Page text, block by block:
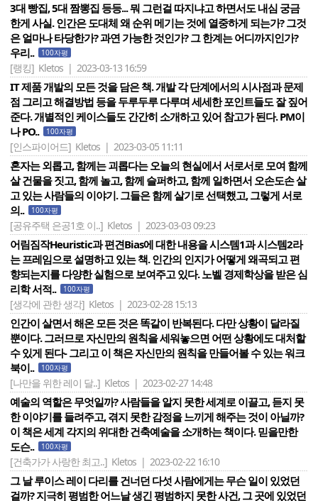
3대 빵집, 5대 짬뽕집 등등... 뭐 그런걸 따지냐고 하면서도 내심 궁금
한게 사실. 인간은 도대체 왜 순위 메기는 것에 열중하게 되는가? 그것
은 얼마나 타당한가? 과연 가능한 것인가? 그 한계는 어디까지인가?
우리..
100자평
[랭킹] Kletos | 2023-03-13 16:59
IT 제품 개발의 모든 것을 담은 책. 개발 각 단계에서의 시사점과 문제
점 그리고 해결방법 등을 두루두루 다루며 세세한 포인트들도 잘 짚어
준다. 개별적인 케이스들도 간간히 소개하고 있어 참고가 된다. PM이
나 PO..
100자평
[인스파이어드] Kletos | 2023-03-05 11:11
혼자는 외롭고, 함께는 괴롭다는 오늘의 현실에서 서로서로 모여 함께
살 건물을 짓고, 함께 놀고, 함께 슬퍼하고, 함께 일하면서 오손도손 살
고 있는 사람들의 이야기. 그들은 함께 살기로 선택했고, 그렇게 서로
의..
100자평
[공유주택 은공1호 이..] Kletos | 2023-03-03 09:23
어림짐작Heuristic과 편견Bias에 대한 내용을 시스템1과 시스템2라
는 프레임으로 설명하고 있는 책. 인간의 인지가 어떻게 왜곡되고 편
향되는지를 다양한 실험으로 보여주고 있다. 노벨 경제학상을 받은 심
리학 서적..
100자평
[생각에 관한 생각] Kletos | 2023-02-28 15:13
인간이 살면서 해온 모든 것은 똑같이 반복된다. 다만 상황이 달라질
뿐이다. 그러므로 자신만의 원칙을 세워놓으면 어떤 상황에도 대처할
수 있게 된다- 그리고 이 책은 자신만의 원칙을 만들어볼 수 있는 워크
북이..
100자평
[나만을 위한 레이 달..] Kletos | 2023-02-27 14:48
예술의 역할은 무엇일까? 사람들을 알지 못한 세계로 이끌고, 듣지 못
한 이야기를 들려주고, 겪지 못한 감정을 느끼게 해주는 것이 아닐까?
이 책은 세계 각지의 위대한 건축예술을 소개하는 책이다. 믿을만한
도슨..
100자평
[건축가가 사랑한 최고..] Kletos | 2023-02-22 16:10
그 날 루이스 레이 다리를 건너던 다섯 사람에게는 무슨 일이 있었던
걸까? 지극히 평범한 어느날 생긴 평범하지 못한 사건, 그 곳에 있었던